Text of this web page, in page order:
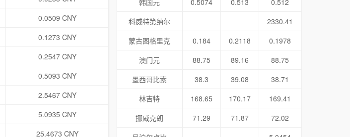
0.0509 CNY
0.1273 CNY
0.2547 CNY
0.5093 CNY
2.5467 CNY
5.0935 CNY
25.4673 CNY
韩国元
0.5074 0.513
0.512
科威特第纳尔
2330.41
蒙古图格里克
0.184 0.2118
0.1978
澳门元
88.75 89.16
88.75
墨西哥比索
38.3 39.08
38.71
林吉特
168.65 170.17
169.41
挪威克朗
71.29 71.87
72.02